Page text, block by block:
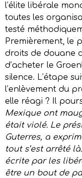
l’élite libérale
toutes les
testé
Premièrement, le
droits de douane
d’acheter le
silence. L’étape
l’enlèvement du
elle réagi ? Il
Mexique ont
était violé. Le
Guterres, a
tout s’est arrêté
écrite par les
être un bout de